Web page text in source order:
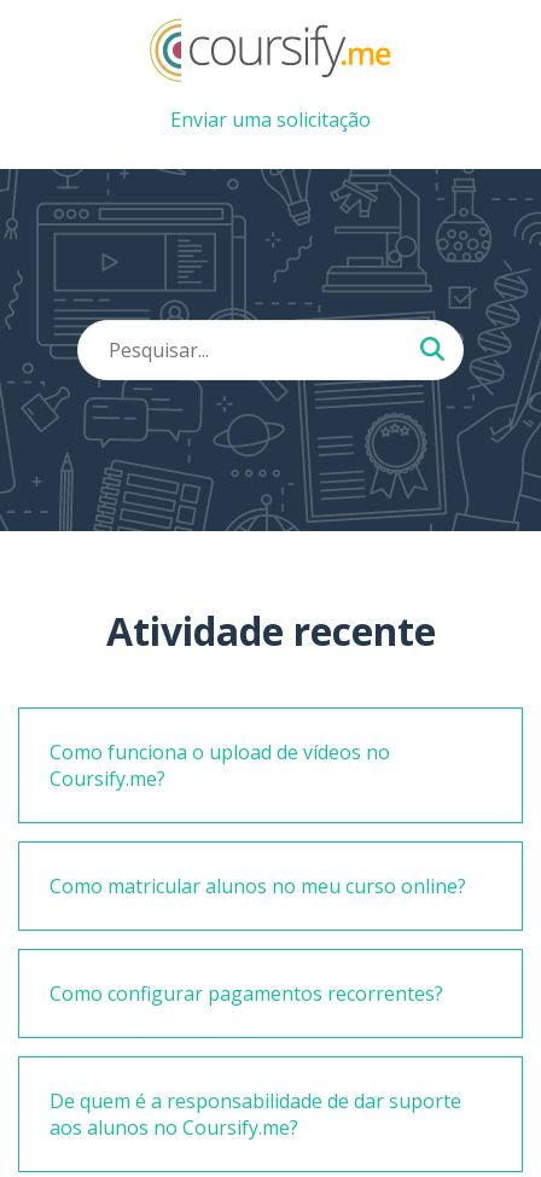
Enviar uma solicitação
Atividade recente
Como funciona o upload de vídeos no
Coursify.me?
Como matricular alunos no meu curso online?
Como configurar pagamentos recorrentes?
De quem é a responsabilidade de dar suporte
aos alunos no Coursify.me?